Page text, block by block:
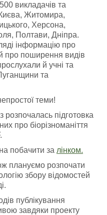
викладачів та
Києва, Житомира,
Херсона,
Полтави, Дніпра.
інформацію про
про поширення видів
й учні та
та
теми!
підготовка
про біорізноманіття
побачити за лінком.
плануємо розпочати
збору відомостей
публікування
завдяки проекту